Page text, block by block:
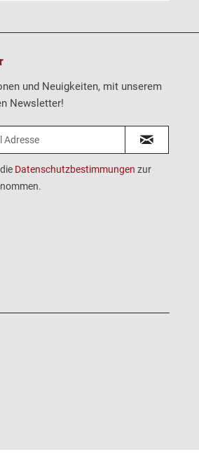
und Neuigkeiten, mit unserem
Newsletter!
Datenschutzbestimmungen zur